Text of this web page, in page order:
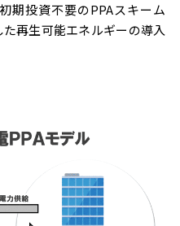
期投資不要のPPAスキーム
た再生可能エネルギーの導入